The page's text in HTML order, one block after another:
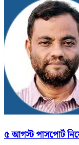
৫ আগস্ট পাসপোর্ট